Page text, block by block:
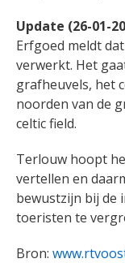
Update (26-01-
Erfgoed meldt
verwerkt. Het
grafheuvels, het
noorden van de
celtic field.
Terlouw hoopt
vertellen en
bewustzijn bij de
toeristen te
Bron: